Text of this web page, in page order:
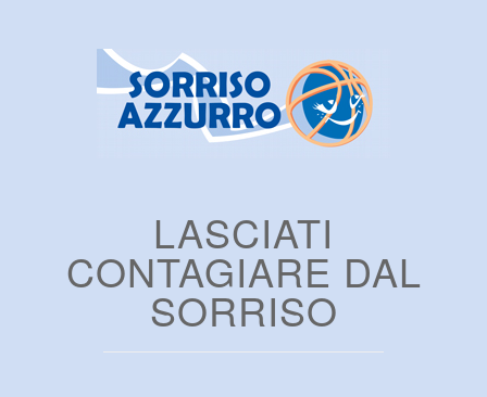
LASCIATI
CONTAGIARE DAL
SORRISO